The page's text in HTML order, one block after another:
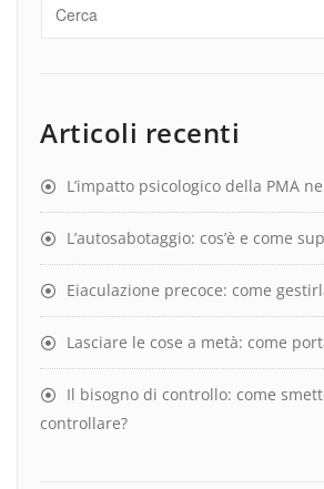
Articoli recenti
L’impatto psicologico della PMA
L’autosabotaggio: cos’è e come
Eiaculazione precoce: come
Lasciare le cose a metà: come
Il bisogno di controllo: come
controllare?